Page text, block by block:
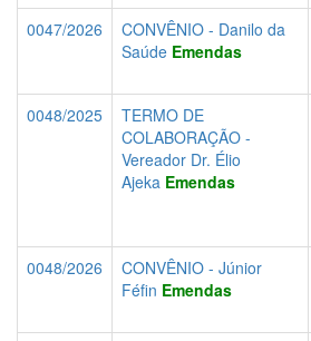
0047/2026
CONVÊNIO - Danilo da
Saúde Emendas
0048/2025
TERMO DE
COLABORAÇÃO -
Vereador Dr. Élio
Ajeka Emendas
0048/2026
CONVÊNIO - Júnior
Féfin Emendas